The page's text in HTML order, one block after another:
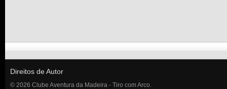
Direitos de Autor
© 2026 Clube Aventura da Madeira - Tiro com Arco.